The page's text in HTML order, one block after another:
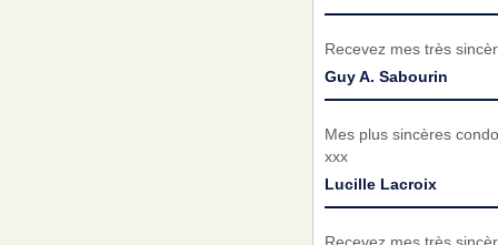
Recevez mes très
Guy A. Sabourin
Mes plus sincères
xxx
Lucille Lacroix